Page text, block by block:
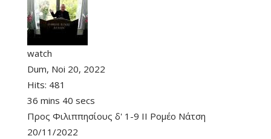
watch
Dum, Noi 20, 2022
Hits: 481
36 mins 40 secs
Προς Φιλιππησίους δ' 1-9 II Ρομέο Νάτση
20/11/2022